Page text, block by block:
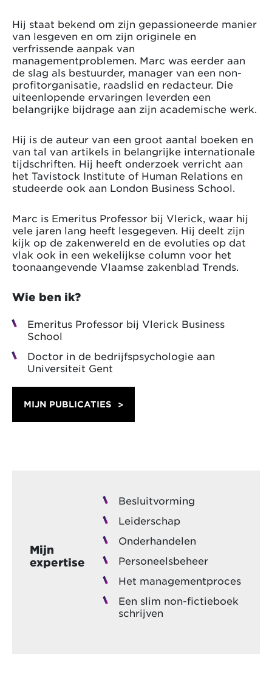
Hij staat bekend om zijn gepassioneerde manier
van lesgeven en om zijn originele en
verfrissende aanpak van
managementproblemen. Marc was eerder aan
de slag als bestuurder, manager van een non-
profitorganisatie, raadslid en redacteur. Die
uiteenlopende ervaringen leverden een
belangrijke bijdrage aan zijn academische werk.
Hij is de auteur van een groot aantal boeken en
van tal van artikels in belangrijke internationale
tijdschriften. Hij heeft onderzoek verricht aan
het Tavistock Institute of Human Relations en
studeerde ook aan London Business School.
Marc is Emeritus Professor bij Vlerick, waar hij
vele jaren lang heeft lesgegeven. Hij deelt zijn
kijk op de zakenwereld en de evoluties op dat
vlak ook in een wekelijkse column voor het
toonaangevende Vlaamse zakenblad Trends.
Wie ben ik?
Emeritus Professor bij Vlerick Business
School
Doctor in de bedrijfspsychologie aan
Universiteit Gent
MIJN PUBLICATIES
Mijn
expertise
Besluitvorming
Leiderschap
Onderhandelen
Personeelsbeheer
Het managementproces
Een slim non-fictieboek
schrijven